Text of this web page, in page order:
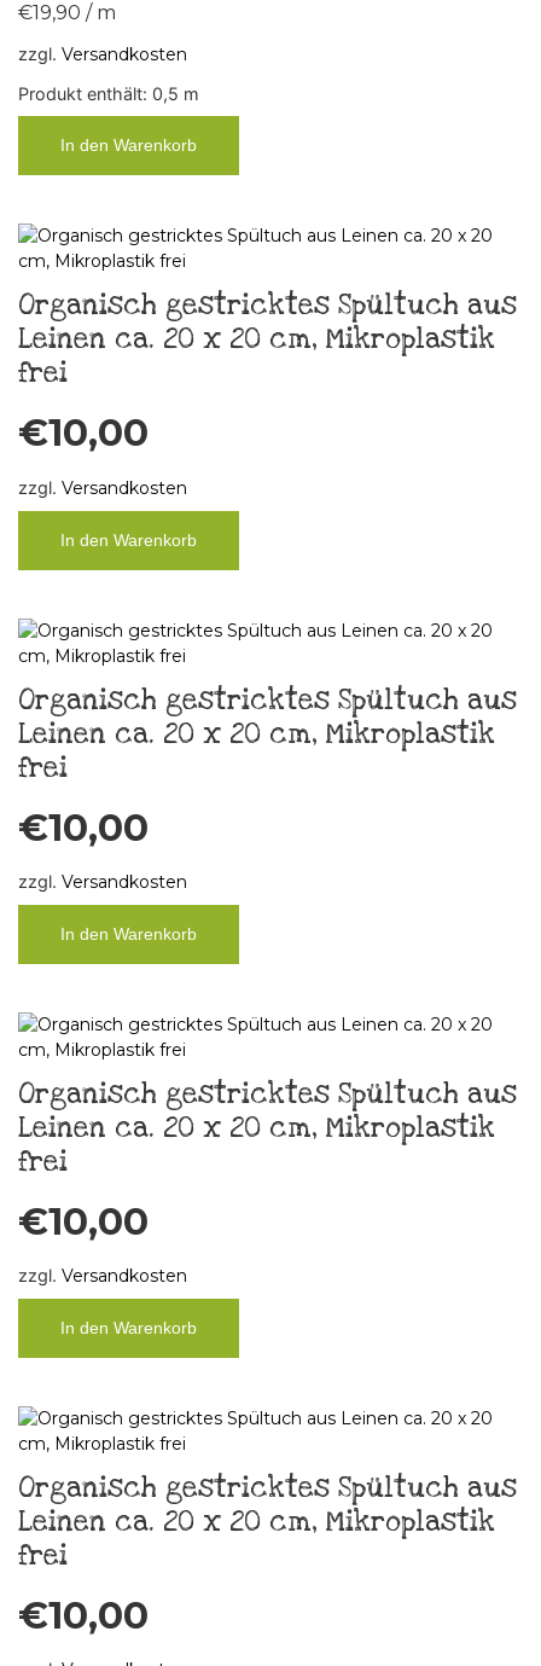
€19,90 / m
zzgl. Versandkosten
Produkt enthält: 0,5 m
In den Warenkorb
Organisch gestricktes Spültuch aus
Leinen ca. 20 x 20 cm, Mikroplastik
frei
€10,00
zzgl. Versandkosten
In den Warenkorb
Organisch gestricktes Spültuch aus
Leinen ca. 20 x 20 cm, Mikroplastik
frei
€10,00
zzgl. Versandkosten
In den Warenkorb
Organisch gestricktes Spültuch aus
Leinen ca. 20 x 20 cm, Mikroplastik
frei
€10,00
zzgl. Versandkosten
In den Warenkorb
Organisch gestricktes Spültuch aus
Leinen ca. 20 x 20 cm, Mikroplastik
frei
€10,00